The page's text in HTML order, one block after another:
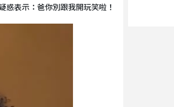
表示：爸你別跟我開玩笑啦！